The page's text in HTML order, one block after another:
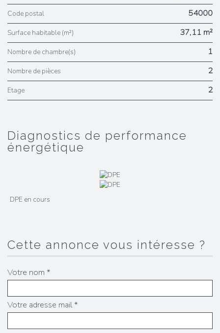
Code postal 54000
Surface habitable (m²) 37,11 m²
Nombre de chambre(s) 1
Nombre de pièces 2
Etage 2
diagnostics de performance
énergétique
DPE en cours
cette annonce vous intéresse ?
Votre nom *
Votre adresse mail *